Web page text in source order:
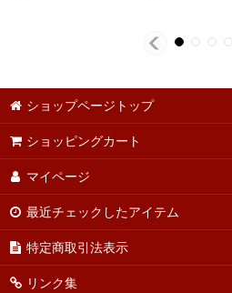
ショップページトップ
ショッピングカート
マイページ
最近チェックしたアイテム
特定商取引法表示
リンク集